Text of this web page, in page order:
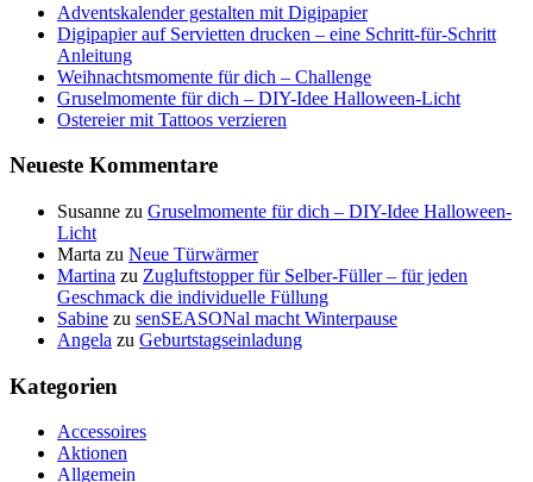
Adventskalender gestalten mit Digipapier
Digipapier auf Servietten drucken – eine Schritt-für-Schritt
Anleitung
Weihnachtsmomente für dich – Challenge
Gruselmomente für dich – DIY-Idee Halloween-Licht
Ostereier mit Tattoos verzieren
Neueste Kommentare
Susanne zu Gruselmomente für dich – DIY-Idee Halloween-
Licht
Marta zu Neue Türwärmer
Martina zu Zugluftstopper für Selber-Füller – für jeden
Geschmack die individuelle Füllung
Sabine zu senSEASONal macht Winterpause
Angela zu Geburtstagseinladung
Kategorien
Accessoires
Aktionen
Allgemein